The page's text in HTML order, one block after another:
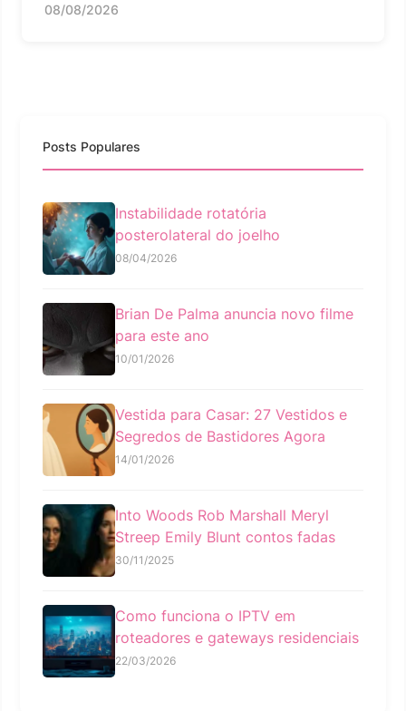
08/08/2026
Posts Populares
Instabilidade rotatória
posterolateral do joelho
08/04/2026
Brian De Palma anuncia novo filme
para este ano
10/01/2026
Vestida para Casar: 27 Vestidos e
Segredos de Bastidores Agora
14/01/2026
Into Woods Rob Marshall Meryl
Streep Emily Blunt contos fadas
30/11/2025
Como funciona o IPTV em
roteadores e gateways residenciais
22/03/2026